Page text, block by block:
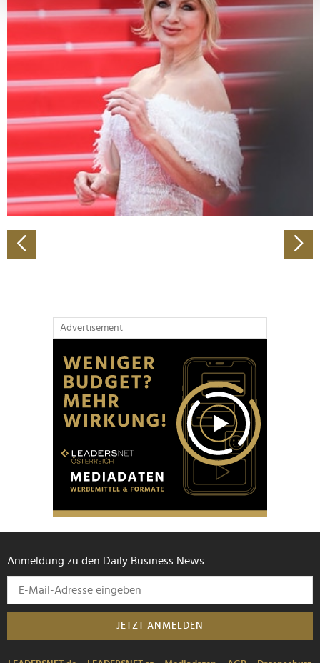
Erfahren Sie mehr darüber, wie Ihre persönlichen Daten
verarbeitet werden, und legen Sie Ihre Präferenzen im
Abschnitt Einzelheitenfest.
Wir verwenden Cookies, um Inhalte und Anzeigen zu
personalisieren, Funktionen für soziale Medien anbieten
zu können und die Zugriffe auf unsere Website zu
analysieren. Außerdem geben wir Informationen zu Ihrer
Verwendung unserer Website an unsere Partner für
soziale Medien, Werbung und Analysen weiter. Unsere
Partner führen diese Informationen möglicherweise mit
weiteren Daten zusammen, die Sie ihnen bereitgestellt
haben oder die sie im Rahmen Ihrer Nutzung der Dienste
gesammelt haben.
Advertisement
Anmeldung zu den Daily Business News
JETZT ANMELDEN